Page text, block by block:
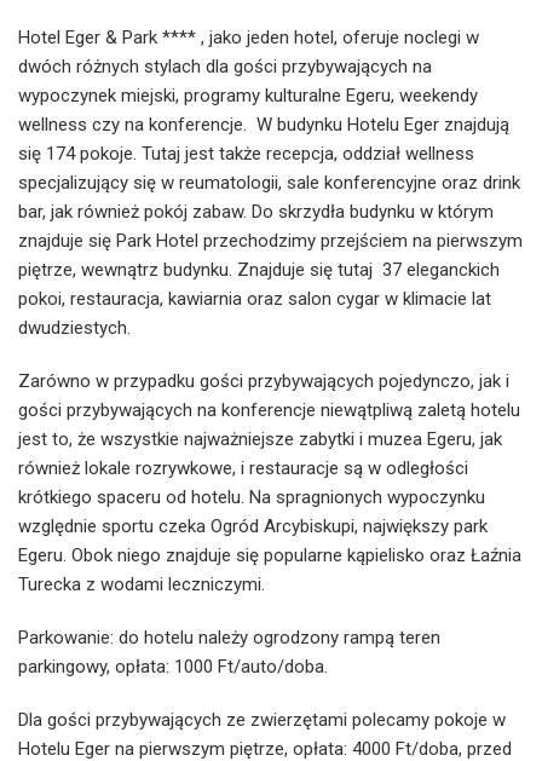
Hotel Eger & Park **** , jako jeden hotel, oferuje noclegi w
dwóch różnych stylach dla gości przybywających na
wypoczynek miejski, programy kulturalne Egeru, weekendy
wellness czy na konferencje. W budynku Hotelu Eger znajdują
się 174 pokoje. Tutaj jest także recepcja, oddział wellness
specjalizujący się w reumatologii, sale konferencyjne oraz drink
bar, jak również pokój zabaw. Do skrzydła budynku w którym
znajduje się Park Hotel przechodzimy przejściem na pierwszym
piętrze, wewnątrz budynku. Znajduje się tutaj 37 eleganckich
pokoi, restauracja, kawiarnia oraz salon cygar w klimacie lat
dwudziestych.
Zarówno w przypadku gości przybywających pojedynczo, jak i
gości przybywających na konferencje niewątpliwą zaletą hotelu
jest to, że wszystkie najważniejsze zabytki i muzea Egeru, jak
również lokale rozrywkowe, i restauracje są w odległości
krótkiego spaceru od hotelu. Na spragnionych wypoczynku
względnie sportu czeka Ogród Arcybiskupi, największy park
Egeru. Obok niego znajduje się popularne kąpielisko oraz Łaźnia
Turecka z wodami leczniczymi.
Parkowanie: do hotelu należy ogrodzony rampą teren
parkingowy, opłata: 1000 Ft/auto/doba.
Dla gości przybywających ze zwierzętami polecamy pokoje w
Hotelu Eger na pierwszym piętrze, opłata: 4000 Ft/doba, przed